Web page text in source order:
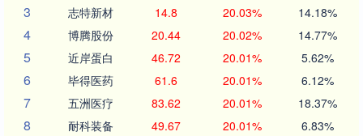
3 志特新材 14.8 20.03% 14.18%
4 博腾股份 20.44 20.02% 14.77%
5 近岸蛋白 46.72 20.01% 5.62%
6 毕得医药 61.6 20.01% 6.12%
7 五洲医疗 83.62 20.01% 18.37%
8 耐科装备 49.67 20.01% 6.83%